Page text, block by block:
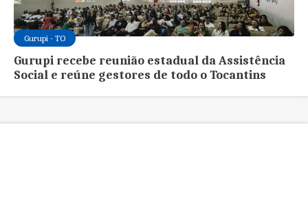
Gurupi - TO
Gurupi recebe reunião estadual da Assistência
Social e reúne gestores de todo o Tocantins